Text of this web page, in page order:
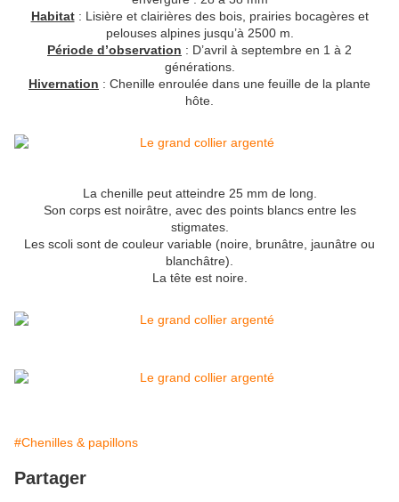
Habitat: Lisière et clairières des bois, prairies bocagères et
pelouses alpines jusqu’à 2500 m.
Période d’observation : D’avril à septembre en 1 à 2
générations.
Hivernation : Chenille enroulée dans une feuille de la plante
hôte.
La chenille peut atteindre 25 mm de long.
Son corps est noirâtre, avec des points blancs entre les
stigmates.
Les scoli sont de couleur variable (noire, brunâtre, jaunâtre ou
blanchâtre).
La tête est noire.
#Chenilles & papillons
Partager